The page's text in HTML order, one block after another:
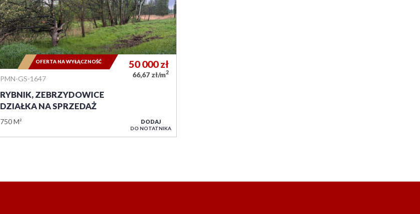
PMN-GS-1647
RYBNIK, ZEBRZYDOWICE
DZIAŁKA NA SPRZEDAŻ
750 M²
50 000zł
66,67 zł/m2
OFERTA NA WYŁĄCZNOŚĆ
DODAJ
DO NOTATNIKA